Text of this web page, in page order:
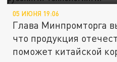
05 ИЮНЯ 19:06
Глава Минпромторга
что продукция
поможет китайской